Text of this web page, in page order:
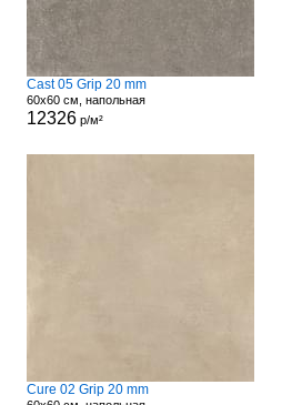
Cast 05 Grip 20 mm
60x60 см, напольная
12326р/м²
Cure 02 Grip 20 mm